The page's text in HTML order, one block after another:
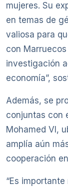
mujeres. Su
en temas de
valiosa para
con
investigación
economía”,
Además, se
conjuntas con
Mohamed VI,
amplía aún
cooperación
“Es